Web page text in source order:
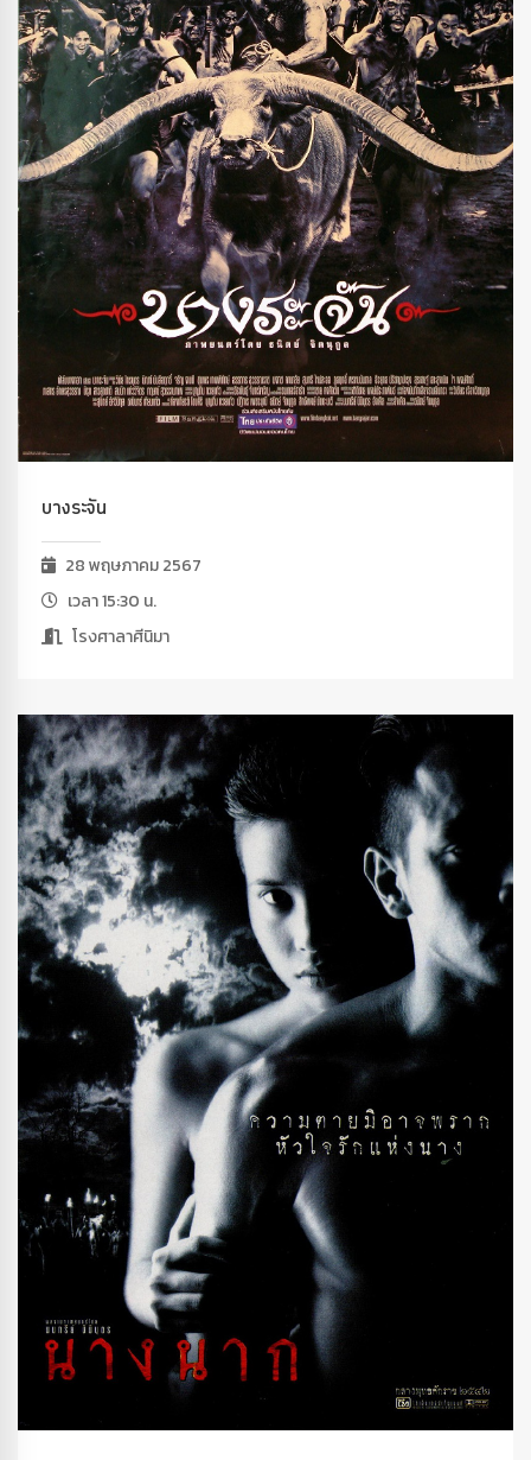
บางระจัน
28 พฤษภาคม 2567
เวลา 15:30 น.
โรงศาลาศีนิมา